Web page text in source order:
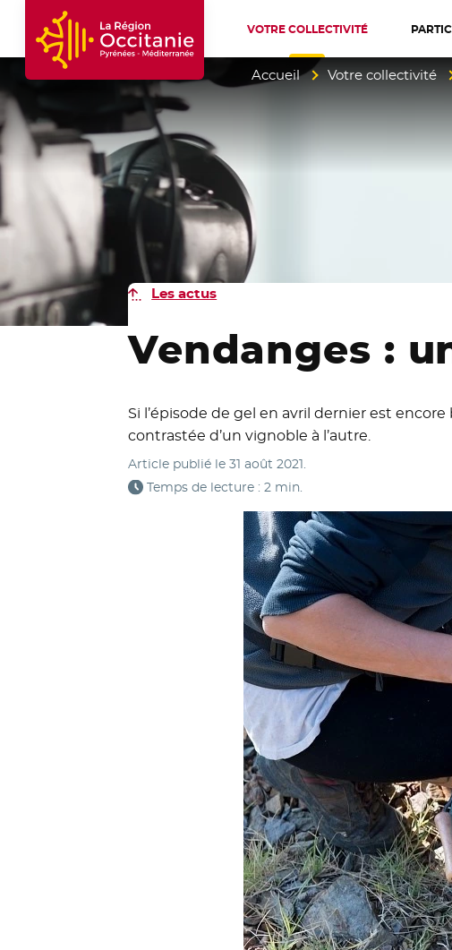
Accueil Région Occitanie / Pyrénées-
VOTRE COLLECTIVITÉ
Accueil Votre collectivité
Les actus
Vendanges :
Si l’épisode de gel en avril dernier est
contrastée d’un vignoble à l’autre.
Article publié le 31 août 2021.
Temps de lecture : 2 min.